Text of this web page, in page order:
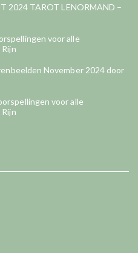
2024 TAROT LENORMAND –
voor alle
November 2024 door
voor alle